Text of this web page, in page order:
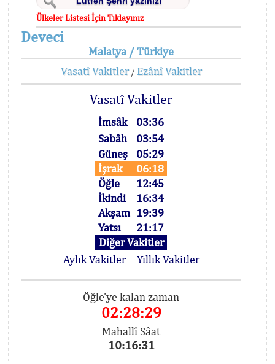
Ülkeler Listesi İçin Tıklayınız
Deveci
Malatya / Türkiye
Vasatî Vakitler/ Ezânî Vakitler
Vasatî Vakitler
İmsâk
03:36
Sabâh
03:54
Güneş
05:29
İşrak
06:18
Öğle
12:45
İkindi
16:34
Akşam 19:39
Yatsı
21:17
Diğer Vakitler
Aylık Vakitler
Yıllık Vakitler
Öğle'ye kalan zaman
02:28:29
Mahallî Sâat
10:16:31